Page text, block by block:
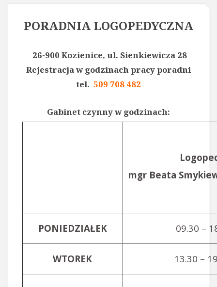
PORADNIA LOGOPEDYCZNA
26-900 Kozienice, ul. Sienkiewicza 28
Rejestracja w godzinach pracy poradni
tel. 509 708 482
Gabinet czynny w godzinach:
mgr Beata
PONIEDZIAŁEK 09.30 –
WTOREK 13.30 –